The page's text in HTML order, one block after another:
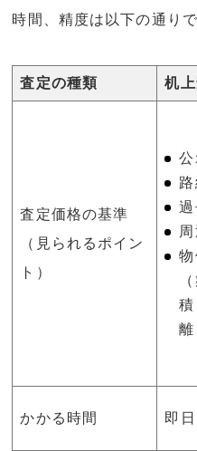
時間、精度は以下の通りで
査定の種類 机
査定価格の基準
（見られるポイン
ト）
公
過
物
離
かかる時間 即